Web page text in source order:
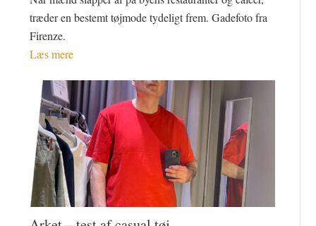
træder en bestemt tøjmode tydeligt frem. Gadefoto fra
Firenze.
Læs mere